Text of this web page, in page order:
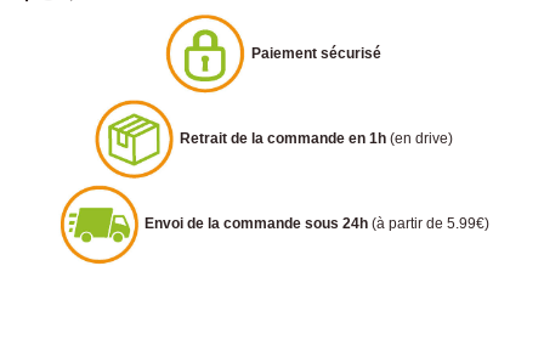
Paiement sécurisé
Retrait de la commande en 1h (en drive)
Envoi de la commande sous 24h (à partir de 5.99€)